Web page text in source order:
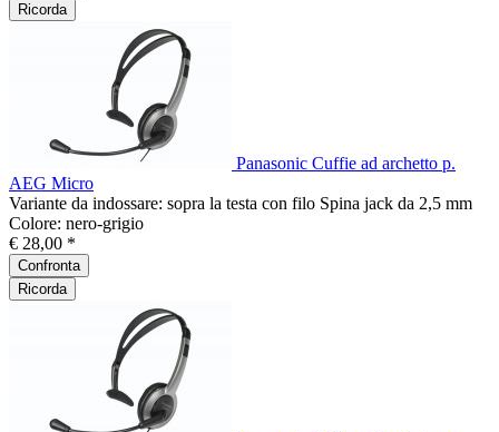
Ricorda
Panasonic Cuffie ad archetto p.
AEG Micro
Variante da indossare: sopra la testa con filo Spina jack da 2,5 mm
Colore: nero-grigio
€ 28,00 *
Confronta
Ricorda